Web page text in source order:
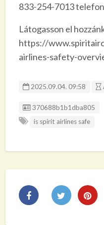
833-254-7013
Látogasson el
https://
airlines-safety-
2025.09.04. 09:58
Listing ID
370688b1b1dba805
is spirit airlines safe